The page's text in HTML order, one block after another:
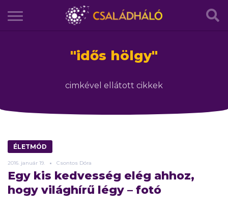
"idős hölgy"
cimkével ellátott cikkek
ÉLETMÓD
2016. január 19. Csontos Dóra
Egy kis kedvesség elég ahhoz,
hogy világhírű légy – fotó